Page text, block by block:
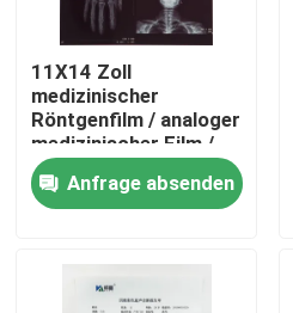
Startseite
11X14 Zoll
medizinischer
Röntgenfilm / analoger
medizinischer Film /
Trockenfilm
Anfrage absenden